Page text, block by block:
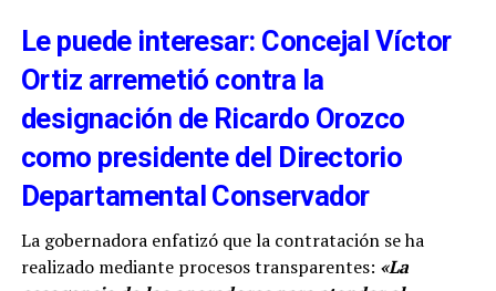
Le puede interesar: Concejal Víctor
Ortiz arremetió contra la
designación de Ricardo Orozco
como presidente del Directorio
Departamental Conservador
La gobernadora enfatizó que la contratación se ha
realizado mediante procesos transparentes: «La